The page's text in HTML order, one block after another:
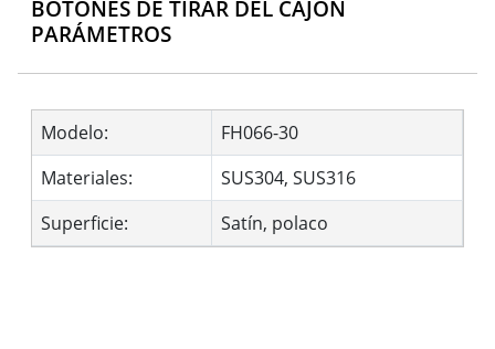
BOTONES DE TIRAR DEL CAJÓN
PARÁMETROS
Modelo:
FH066-30
Materiales:
SUS304, SUS316
Superficie:
Satín, polaco